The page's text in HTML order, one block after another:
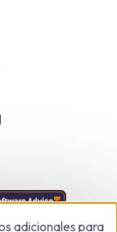
adicionales para